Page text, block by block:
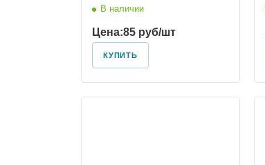
В наличии
Цена:85 руб/шт
КУПИТЬ